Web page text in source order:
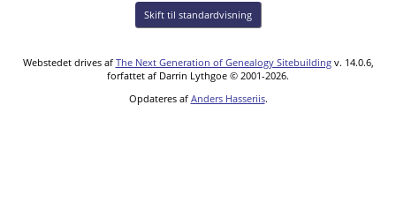
Skift til standardvisning
Webstedet drives af The Next Generation of Genealogy Sitebuildingv. 14.0.6,
forfattet af Darrin Lythgoe © 2001-2026.
Opdateres af Anders Hasseriis.